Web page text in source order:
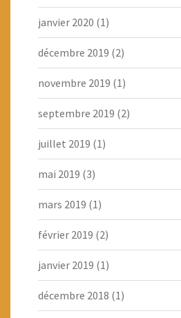
janvier 2020 (1)
décembre 2019 (2)
novembre 2019 (1)
septembre 2019 (2)
juillet 2019 (1)
mai 2019 (3)
mars 2019 (1)
février 2019 (2)
janvier 2019 (1)
décembre 2018 (1)